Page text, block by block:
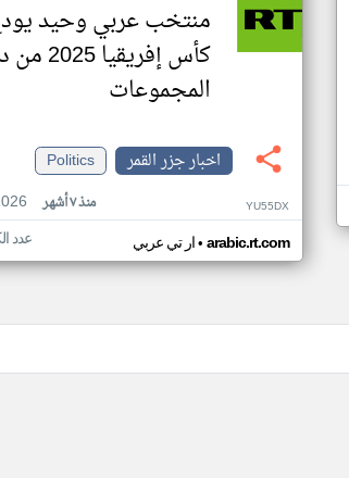
منتخب عربي وحيد
كأس إفريقيا
المجموعات
اخبار جزر القمر
Politics
منذ ٧ أشهر YU55DX
ار تي عربي• arabic.rt.com عدد